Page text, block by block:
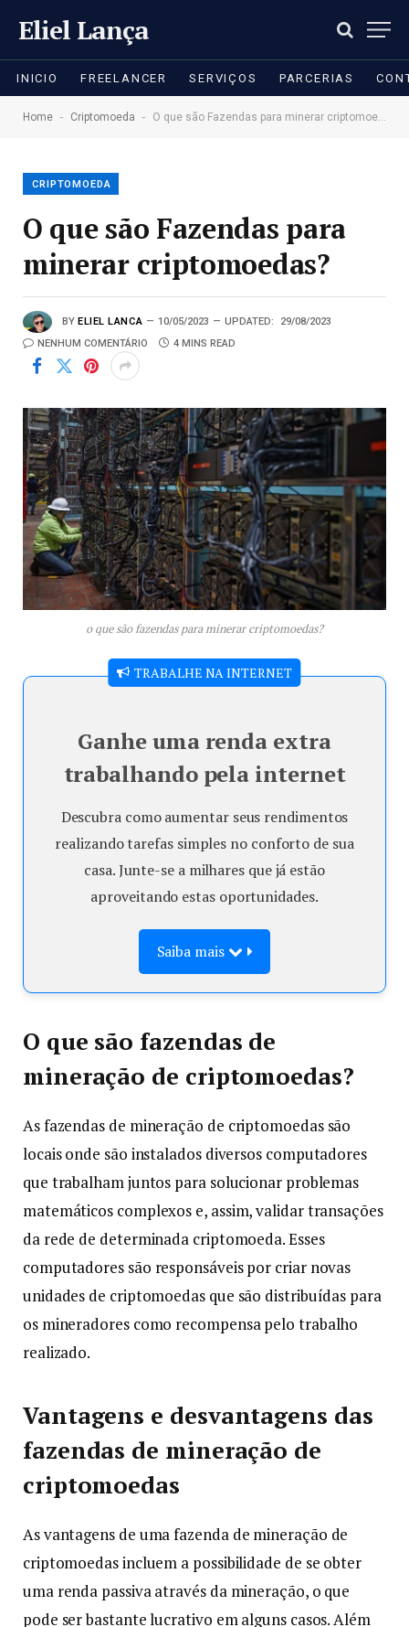
Eliel Lança
INICIO FREELANCER SERVIÇOS PARCERIAS
Home - Criptomoeda - O que são Fazendas para minerar criptomoedas?
CRIPTOMOEDA
O que são Fazendas para
minerar criptomoedas?
BY ELIEL LANCA 10/05/2023 UPDATED:
29/08/2023
NENHUM COMENTÁRIO
4 MINS READ
o que são fazendas para minerar criptomoedas?
TRABALHE NA INTERNET
Ganhe uma renda extra
trabalhando pela internet
Descubra como aumentar seus rendimentos
realizando tarefas simples no conforto de sua
casa. Junte-se a milhares que já estão
aproveitando estas oportunidades.
Saiba mais
O que são fazendas de
mineração de criptomoedas?
As fazendas de mineração de criptomoedas são
locais onde são instalados diversos computadores
que trabalham juntos para solucionar problemas
matemáticos complexos e, assim, validar transações
da rede de determinada criptomoeda. Esses
computadores são responsáveis por criar novas
unidades de criptomoedas que são distribuídas para
os mineradores como recompensa pelo trabalho
realizado.
Vantagens e desvantagens das
fazendas de mineração de
criptomoedas
As vantagens de uma fazenda de mineração de
criptomoedas incluem a possibilidade de se obter
uma renda passiva através da mineração, o que
pode ser bastante lucrativo em alguns casos. Além